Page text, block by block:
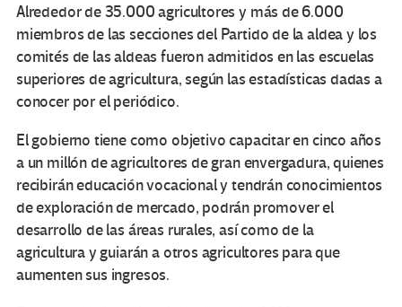
Alrededor de 35.000 agricultores y más de 6.000
miembros de las secciones del Partido de la aldea y los
comités de las aldeas fueron admitidos en las escuelas
superiores de agricultura, según las estadísticas dadas a
conocer por el periódico.
El gobierno tiene como objetivo capacitar en cinco años
a un millón de agricultores de gran envergadura, quienes
recibirán educación vocacional y tendrán conocimientos
de exploración de mercado, podrán promover el
desarrollo de las áreas rurales, así como de la
agricultura y guiarán a otros agricultores para que
aumenten sus ingresos.